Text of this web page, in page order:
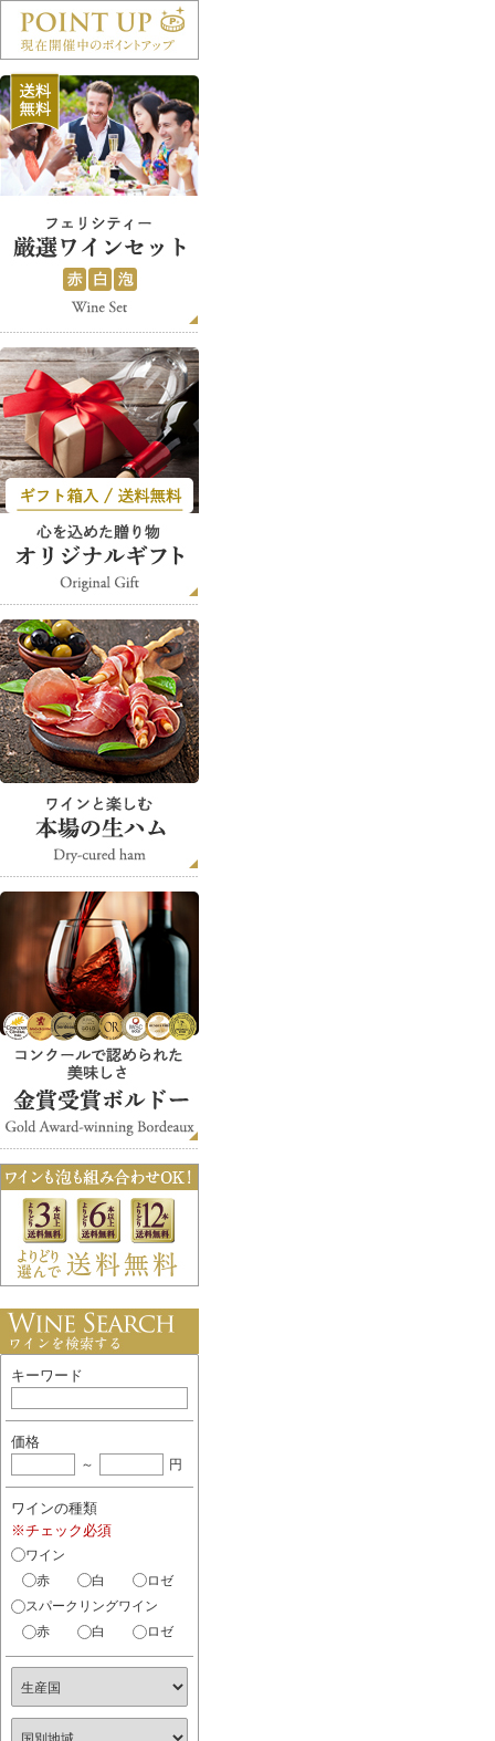
キーワード
価格
ワインの種類
※チェック必須
ワイン
赤
白
ロゼ
スパークリングワイン
赤
白 ロゼ